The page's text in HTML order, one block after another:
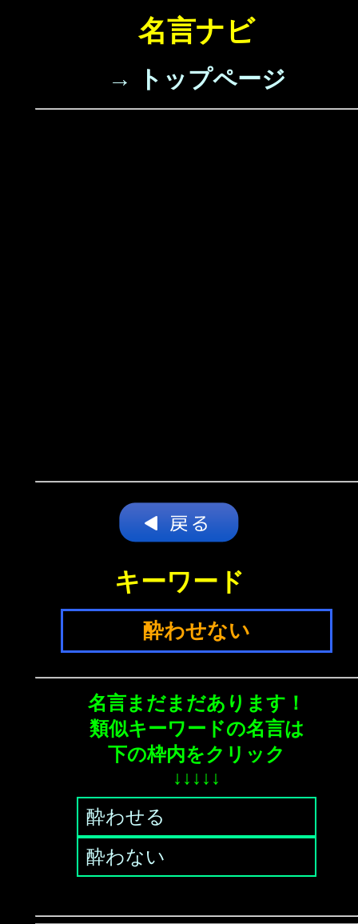
名言ナビ
→ トップページ
キーワード
酔わせない
名言まだまだあります！
類似キーワードの名言は
下の枠内をクリック
↓↓↓↓↓
酔わせる
酔わない